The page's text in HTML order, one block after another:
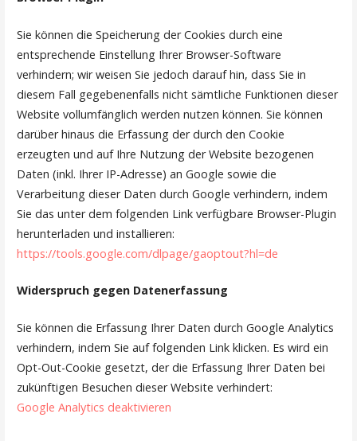
Sie können die Speicherung der Cookies durch eine
entsprechende Einstellung Ihrer Browser-Software
verhindern; wir weisen Sie jedoch darauf hin, dass Sie in
diesem Fall gegebenenfalls nicht sämtliche Funktionen dieser
Website vollumfänglich werden nutzen können. Sie können
darüber hinaus die Erfassung der durch den Cookie
erzeugten und auf Ihre Nutzung der Website bezogenen
Daten (inkl. Ihrer IP-Adresse) an Google sowie die
Verarbeitung dieser Daten durch Google verhindern, indem
Sie das unter dem folgenden Link verfügbare Browser-Plugin
herunterladen und installieren:
https://tools.google.com/dlpage/gaoptout?hl=de
Widerspruch gegen Datenerfassung
Sie können die Erfassung Ihrer Daten durch Google Analytics
verhindern, indem Sie auf folgenden Link klicken. Es wird ein
Opt-Out-Cookie gesetzt, der die Erfassung Ihrer Daten bei
zukünftigen Besuchen dieser Website verhindert:
Google Analytics deaktivieren